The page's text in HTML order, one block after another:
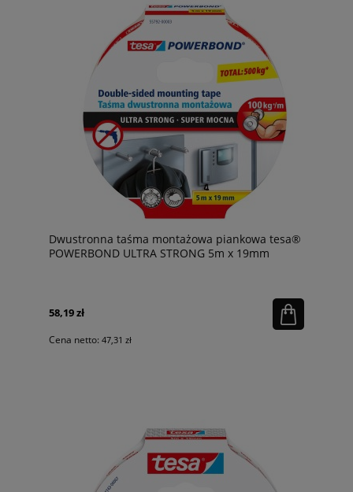
Dwustronna taśma montażowa piankowa tesa®
POWERBOND ULTRA STRONG 5m x 19mm
58,19 zł
Cena netto: 47,31 zł